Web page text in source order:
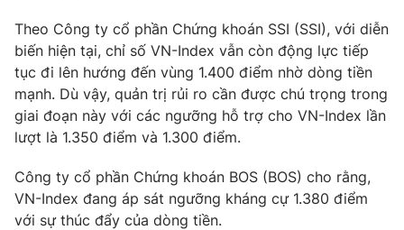
Hậu trường
Nhân vật
Khán giả
Giải sao mai
Điện ảnh
Âm nhạc
Sao
Đời sống
Du lịch
Làm đẹp
Chất lượng cuộc sống
Giáo dục
Tuyển sinh
Học trực tuyến
Hitech Công nghệ tương lai
Giao lưu trực tuyến
Theo Công ty cổ phần Chứng khoán SSI (SSI), với diễn
biến hiện tại, chỉ số VN-Index vẫn còn động lực tiếp
tục đi lên hướng đến vùng 1.400 điểm nhờ dòng tiền
mạnh. Dù vậy, quản trị rủi ro cần được chú trọng trong
giai đoạn này với các ngưỡng hỗ trợ cho VN-Index lần
lượt là 1.350 điểm và 1.300 điểm.
Công ty cổ phần Chứng khoán BOS (BOS) cho rằng,
VN-Index đang áp sát ngưỡng kháng cự 1.380 điểm
với sự thúc đẩy của dòng tiền.